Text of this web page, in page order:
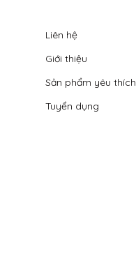
Liên hệ
Giới thiệu
Sản phẩm yêu thích
Tuyển dụng